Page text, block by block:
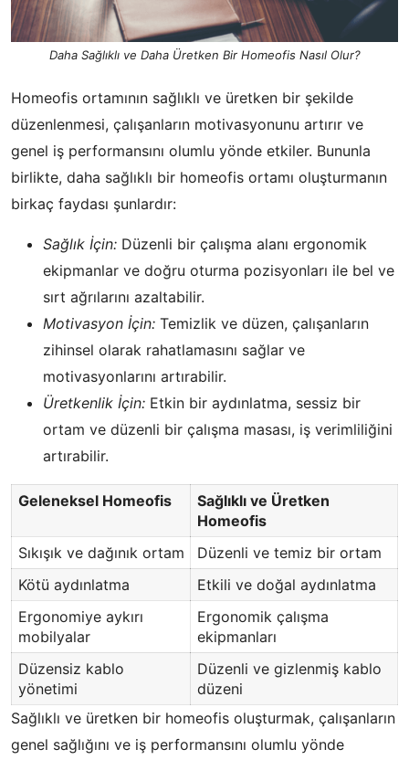
Daha Sağlıklı ve Daha Üretken Bir Homeofis Nasıl Olur?
Homeofis ortamının sağlıklı ve üretken bir şekilde
düzenlenmesi, çalışanların motivasyonunu artırır ve
genel iş performansını olumlu yönde etkiler. Bununla
birlikte, daha sağlıklı bir homeofis ortamı oluşturmanın
birkaç faydası şunlardır:
Sağlık İçin: Düzenli bir çalışma alanı ergonomik
ekipmanlar ve doğru oturma pozisyonları ile bel ve
sırt ağrılarını azaltabilir.
Motivasyon İçin: Temizlik ve düzen, çalışanların
zihinsel olarak rahatlamasını sağlar ve
motivasyonlarını artırabilir.
Üretkenlik İçin: Etkin bir aydınlatma, sessiz bir
ortam ve düzenli bir çalışma masası, iş verimliliğini
artırabilir.
Geleneksel Homeofis
Sağlıklı ve Üretken
Homeofis
Sıkışık ve dağınık ortam
Düzenli ve temiz bir ortam
Kötü aydınlatma
Etkili ve doğal aydınlatma
Ergonomiye aykırı
mobilyalar
Ergonomik çalışma
ekipmanları
Düzensiz kablo
yönetimi
Düzenli ve gizlenmiş kablo
düzeni
Sağlıklı ve üretken bir homeofis oluşturmak, çalışanların
genel sağlığını ve iş performansını olumlu yönde